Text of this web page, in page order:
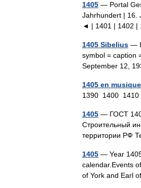
1405 — Portal
Jahrhundert |
◄ | 1401 | 1402
1405 Sibelius —
symbol = caption
September 12,
1405 en
1390 1400 1410
1405 — ГОСТ
Строительный
территории РФ
1405 — Year
calendar.Events
of York and Earl